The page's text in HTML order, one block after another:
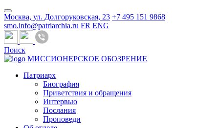
Москва, ул. Долгоруковская, 23 +7 495 151 9868
smo.info@patriarchia.ru FR ENG
Поиск
МИССИОНЕРСКОЕ ОБОЗРЕНИЕ
Патриарх
Биография
Приветствия и обращения
Интервью
Послания
Проповеди